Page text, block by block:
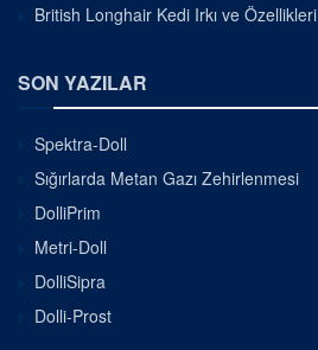
British Longhair Kedi Irkı ve Özellikleri
SON YAZILAR
Spektra-Doll
Sığırlarda Metan Gazı Zehirlenmesi
DolliPrim
Metri-Doll
DolliSipra
Dolli-Prost